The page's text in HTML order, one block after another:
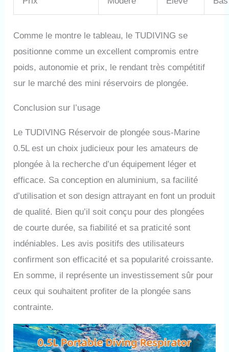
Comme le montre le tableau, le TUDIVING se
positionne comme un excellent compromis entre
poids, autonomie et prix, le rendant très compétitif
sur le marché des mini réservoirs de plongée.
Conclusion sur l’usage
Le TUDIVING Réservoir de plongée sous-Marine
0.5L est un choix judicieux pour les amateurs de
plongée à la recherche d’un équipement léger et
efficace. Sa conception en aluminium, sa facilité
d’utilisation et son design attrayant en font un produit
de qualité. Bien qu’il soit conçu pour des plongées
de courte durée, sa fiabilité et sa praticité sont
indéniables. Les avis positifs des utilisateurs
confirment son efficacité et sa popularité croissante.
En somme, il représente un investissement sûr pour
ceux qui souhaitent profiter de la plongée sans
contrainte.